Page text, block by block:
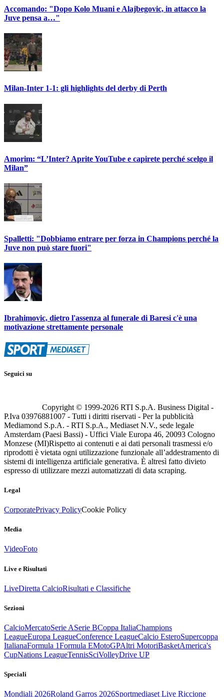
Accomando: "Dopo Kolo Muani e Alajbegovic, in attacco la
Juve pensa a…"
Milan-Inter 1-1: gli highlights del derby di Perth
Amorim: “L’Inter? Aprite YouTube e capirete perché scelgo il
Milan”
Spalletti: "Dobbiamo entrare per forza in Champions perché la
Juve non può stare fuori"
Ibrahimovic, dietro l'assenza al funerale di Baresi c'è una
motivazione strettamente personale
Seguici su
Copyright © 1999-2026 RTI S.p.A. Business Digital -
P.Iva 03976881007 - Tutti i diritti riservati - Per la pubblicità
Mediamond S.p.A. - RTI S.p.A., Mediaset N.V., sede legale
Amsterdam (Paesi Bassi) - Uffici Viale Europa 46, 20093 Cologno
Monzese (MI)Rispetto ai contenuti e ai dati personali trasmessi e/o
riprodotti è vietata ogni utilizzazione funzionale all’addestramento di
sistemi di intelligenza artificiale generativa. È altresì fatto divieto
espresso di utilizzare mezzi automatizzati di data scraping.
Legal
CorporatePrivacy PolicyCookie Policy
Media
VideoFoto
Live e Risultati
LiveDiretta CalcioRisultati e Classifiche
Sezioni
CalcioMercatoSerie ASerie BCoppa ItaliaChampions
LeagueEuropa LeagueConference LeagueCalcio EsteroSupercoppa
ItalianaFormula 1Formula EMotoGPAltri MotoriBasketAmerica's
CupNations LeagueTennisSciVolleyDrive UP
Speciali
Mondiali 2026Roland Garros 2026Sportmediaset Live Riccione